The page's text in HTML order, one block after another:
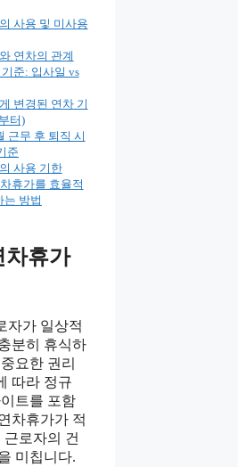
사용 및 미사용
연차의 관계
준: 입사일 vs
변경된 연차 기
터)
근무 후 퇴직 시
준
사용 기한
휴가를 효율적
는 방법
차휴가
자가 일상적
분히 휴식하
요한 권리
따라 정규
트를 포함
차휴가가 적
로자의 건
미칩니다.